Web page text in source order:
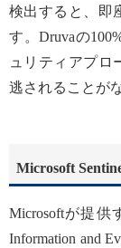
検出すると、即
す。Druvaの
ュリティアプロ
逃されることが
Microsoft
Microsoftが提供
Information and